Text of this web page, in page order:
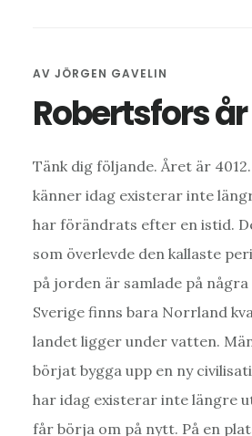
AV JÖRGEN GAVELIN
Robertsfors år
Tänk dig följande. Året är
känner idag existerar inte
har förändrats efter en istid.
som överlevde den kallaste
på jorden är samlade på några
Sverige finns bara Norrland
landet ligger under vatten.
börjat bygga upp en ny
har idag existerar inte längre
får börja om på nytt. På en